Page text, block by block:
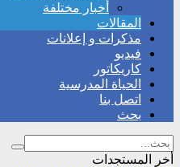
أخبار مختلفة
المقالات
مذكرات و إعلانات
فيديو
كاريكاتور
الحياة المدرسية
اتصل بنا
بحث
أخر المستجدات